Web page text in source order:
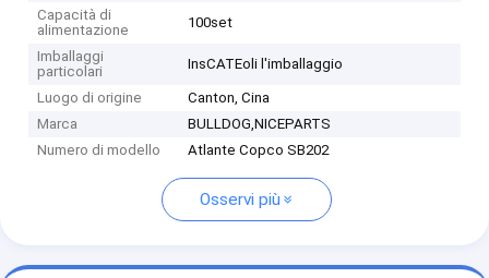
Capacità di
alimentazione
100set
Imballaggi
particolari
InsCATEoli l'imballaggio
Luogo di origine
Canton, Cina
Marca
BULLDOG,NICEPARTS
Numero di modello
Atlante Copco SB202
Osservi più